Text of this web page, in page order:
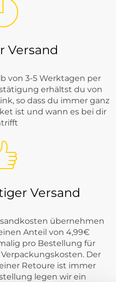
Versand
von 3-5 Werktagen per
erhältst du von
so dass du immer ganz
ist und wann es bei dir
Versand
übernehmen
Anteil von 4,99€
pro Bestellung für
Der
Retoure ist immer
legen wir ein